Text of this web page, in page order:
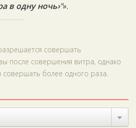
в одну ночь›”».
совершать
после совершения витра, однако
совершать более одного раза.